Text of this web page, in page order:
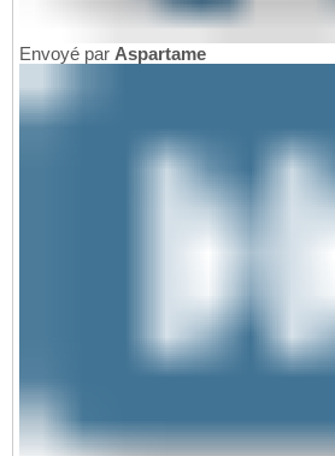
Envoyé par Aspartame